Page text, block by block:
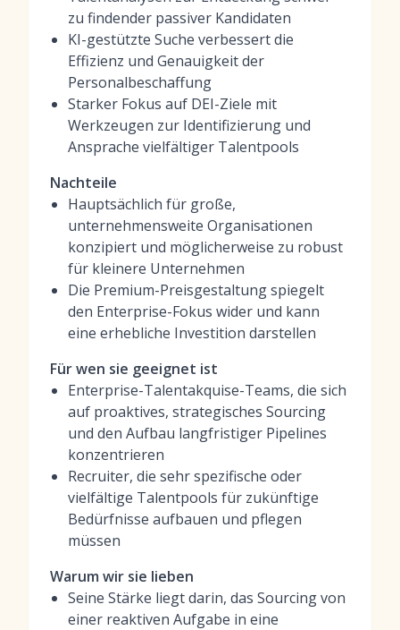
zu findender passiver Kandidaten
KI-gestützte Suche verbessert die
Effizienz und Genauigkeit der
Personalbeschaffung
Starker Fokus auf DEI-Ziele mit
Werkzeugen zur Identifizierung und
Ansprache vielfältiger Talentpools
Nachteile
Hauptsächlich für große,
unternehmensweite Organisationen
konzipiert und möglicherweise zu robust
für kleinere Unternehmen
Die Premium-Preisgestaltung spiegelt
den Enterprise-Fokus wider und kann
eine erhebliche Investition darstellen
Für wen sie geeignet ist
Enterprise-Talentakquise-Teams, die sich
auf proaktives, strategisches Sourcing
und den Aufbau langfristiger Pipelines
konzentrieren
Recruiter, die sehr spezifische oder
vielfältige Talentpools für zukünftige
Bedürfnisse aufbauen und pflegen
müssen
Warum wir sie lieben
Seine Stärke liegt darin, das Sourcing von
einer reaktiven Aufgabe in eine